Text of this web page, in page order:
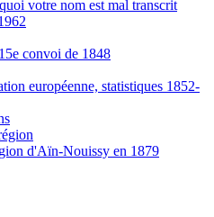
votre nom est mal transcrit
convoi de 1848
européenne, statistiques 1852-
d'Aïn-Nouissy en 1879